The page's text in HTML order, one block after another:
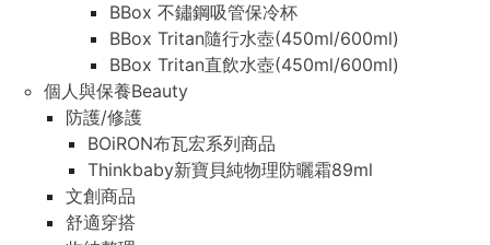
BBox 不鏽鋼吸管保冷杯
BBox Tritan隨行水壺(450ml/600ml)
BBox Tritan直飲水壺(450ml/600ml)
個人與保養Beauty
防護/修護
BOiRON布瓦宏系列商品
Thinkbaby新寶貝純物理防曬霜89ml
文創商品
舒適穿搭